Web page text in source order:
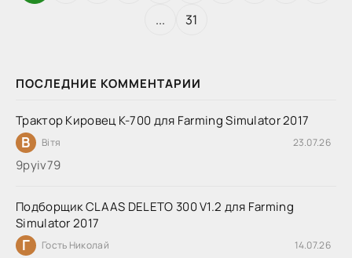
ПОСЛЕДНИЕ КОММЕНТАРИИ
Трактор Кировец К-700 для Farming Simulator 2017
В Вітя 23.07.26
9руіv79
Подборщик CLAAS DELETO 300 V1.2 для Farming
Simulator 2017
Г Гость Николай 14.07.26
...
31